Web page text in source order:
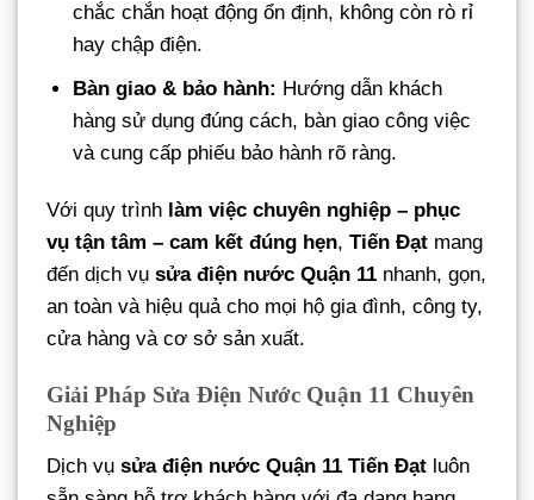
chắc chắn hoạt động ổn định, không còn rò rỉ
hay chập điện.
Bàn giao & bảo hành: Hướng dẫn khách
hàng sử dụng đúng cách, bàn giao công việc
và cung cấp phiếu bảo hành rõ ràng.
Với quy trình làm việc chuyên nghiệp – phục
vụ tận tâm – cam kết đúng hẹn, Tiến Đạt mang
đến dịch vụ sửa điện nước Quận 11 nhanh, gọn,
an toàn và hiệu quả cho mọi hộ gia đình, công ty,
cửa hàng và cơ sở sản xuất.
Giải Pháp Sửa Điện Nước Quận 11 Chuyên
Nghiệp
Dịch vụ sửa điện nước Quận 11 Tiến Đạt luôn